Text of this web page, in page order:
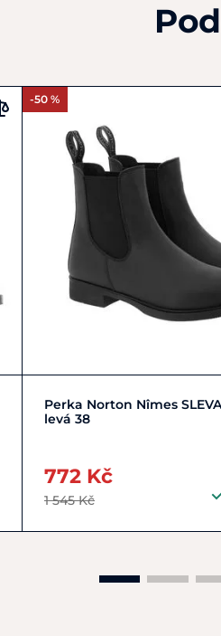
-50 %
Do košíku
Perka Norton Nîmes
levá 38
772 Kč
1 545 Kč